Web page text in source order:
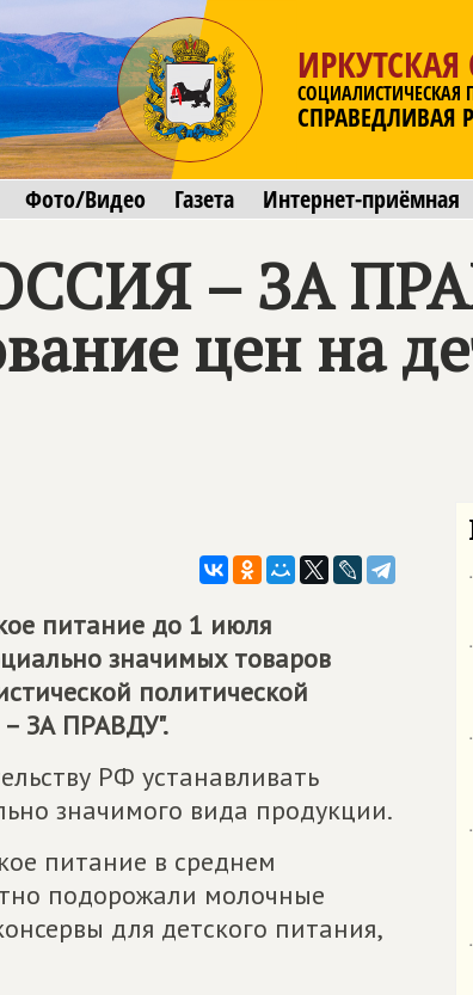
СОЦИАЛИСТИЧЕСКАЯ
СПРАВЕДЛИВАЯ
Фото/Видео Газета Интернет-приёмная
– ЗА
цен на
питание до 1 июля
значимых товаров
политической
ЗА ПРАВДУ".
РФ устанавливать
значимого вида продукции.
питание в среднем
подорожали молочные
для детского питания,
˙
˙
˙
˙
˙